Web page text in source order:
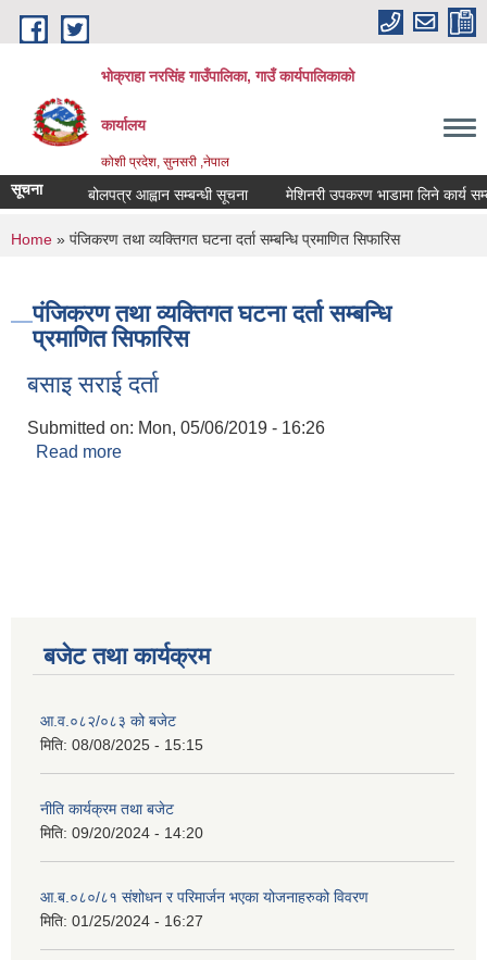
Skip to main content
भोक्राहा नरसिंह गाउँपालिका, गाउँ कार्यपालिकाको
कार्यालय
कोशी प्रदेश, सुनसरी ,नेपाल
सूचना बोलपत्र आह्वान सम्बन्धी सूचना मेशिनरी उपकरण भाडामा लिने कार्य
You are here
Home » पंजिकरण तथा व्यक्तिगत घटना दर्ता सम्बन्धि प्रमाणित सिफारिस
पंजिकरण तथा व्यक्तिगत घटना दर्ता सम्बन्धि
प्रमाणित सिफारिस
बसाइ सराई दर्ता
Submitted on: Mon, 05/06/2019 - 16:26
Read more
बजेट तथा कार्यक्रम
आ.व.०८२/०८३ को बजेट
मिति: 08/08/2025 - 15:15
नीति कार्यक्रम तथा बजेट
मिति: 09/20/2024 - 14:20
आ.ब.०८०/८१ संशोधन र परिमार्जन भएका योजनाहरुको विवरण
मिति: 01/25/2024 - 16:27